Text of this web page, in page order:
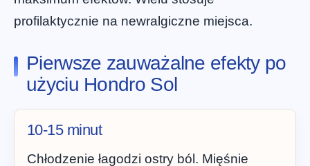
profilaktycznie na newralgiczne miejsca.
Pierwsze zauważalne efekty po
użyciu Hondro Sol
10-15 minut
Chłodzenie łagodzi ostry ból. Mięśnie